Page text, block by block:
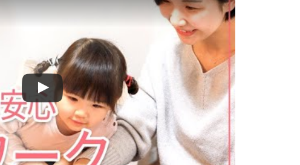
稼働時間で変わる
の目安にする
り稼働条件を見る
に確認する
中解約も見る
意する
応募の出し方を見直す